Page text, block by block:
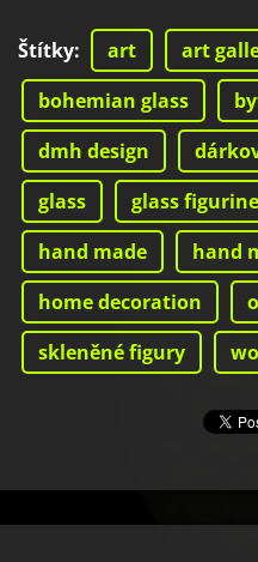
Štítky: art art
bohemian glass
dmh design
glass
glass figurine
hand made
hand
home decoration
skleněné figury